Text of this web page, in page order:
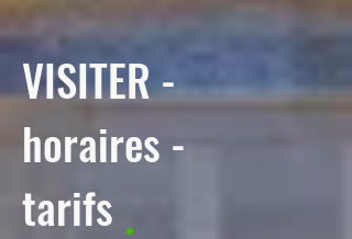
VISITER -
horaires -
tarifs